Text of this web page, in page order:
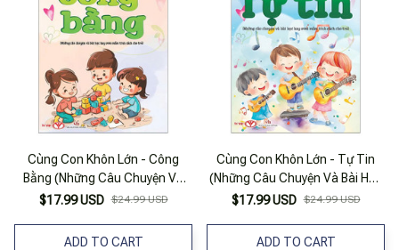
Cùng Con Khôn Lớn - Công
Bằng (Những Câu Chuyện Và
Bài Học Hay Ươm Mầm Tính
$17.99 USD $24.99 USD
ADD TO CART
Cùng Con Khôn Lớn - Tự Tin
(Những Câu Chuyện Và Bài Học
Hay Ươm Mầm Tính Cách Cho
$17.99 USD $24.99 USD
ADD TO CART